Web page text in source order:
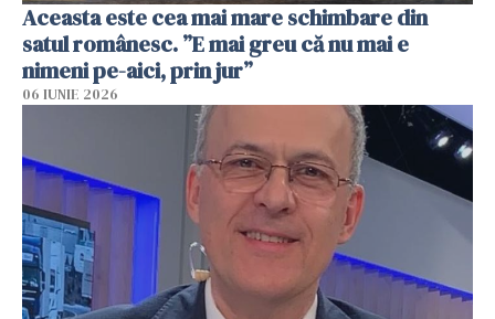
Aceasta este cea mai mare schimbare din
satul românesc. ”E mai greu că nu mai e
nimeni pe-aici, prin jur”
06 IUNIE 2026